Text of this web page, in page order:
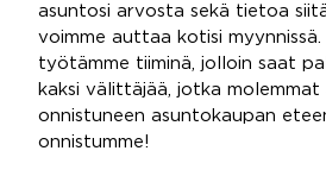
asuntosi arvosta sekä tietoa
voimme auttaa kotisi myynnissä.
työtämme tiiminä, jolloin saat
kaksi välittäjää, jotka
onnistuneen asuntokaupan
onnistumme!